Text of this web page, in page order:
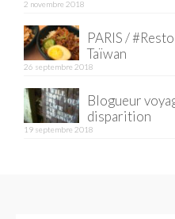
Berlin
Danemark
2 novembre 2018
PARIS /
Taïwan
26 septembre 2018
Blogueur
disparition
19 septembre 2018